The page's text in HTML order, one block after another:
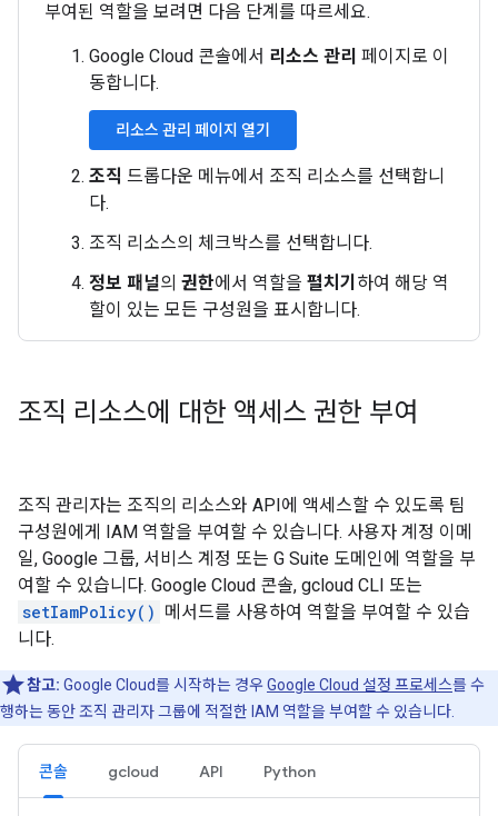
부여된 역할을 보려면 다음 단계를 따르세요.
Google Cloud 콘솔에서 리소스 관리 페이지로 이
동합니다.
리소스 관리 페이지 열기
조직 드롭다운 메뉴에서 조직 리소스를 선택합니
다.
조직 리소스의 체크박스를 선택합니다.
정보 패널의 권한에서 역할을 펼치기 하여 해당 역
할이 있는 모든 구성원을 표시합니다.
조직 리소스에 대한 액세스 권한 부여
조직 관리자는 조직의 리소스와 API에 액세스할 수 있도록 팀
구성원에게 IAM 역할을 부여할 수 있습니다. 사용자 계정 이메
일, Google 그룹, 서비스 계정 또는 G Suite 도메인에 역할을 부
여할 수 있습니다. Google Cloud 콘솔, gcloud CLI 또는
setIamPolicy() 메서드를 사용하여 역할을 부여할 수 있습
니다.
참고: Google Cloud를 시작하는 경우Google Cloud 설정 프로세스를 수
행하는 동안 조직 관리자 그룹에 적절한 IAM 역할을 부여할 수 있습니다.
콘솔 gcloud API Python